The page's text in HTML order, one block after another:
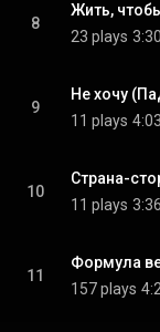
8
Жить,
23 plays 3:30
9
Не хочу
11 plays 4:03
10
Страна-
11 plays 3:36
11
Формула
157 plays